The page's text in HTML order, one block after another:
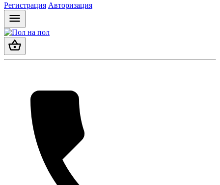
Регистрация Авторизация